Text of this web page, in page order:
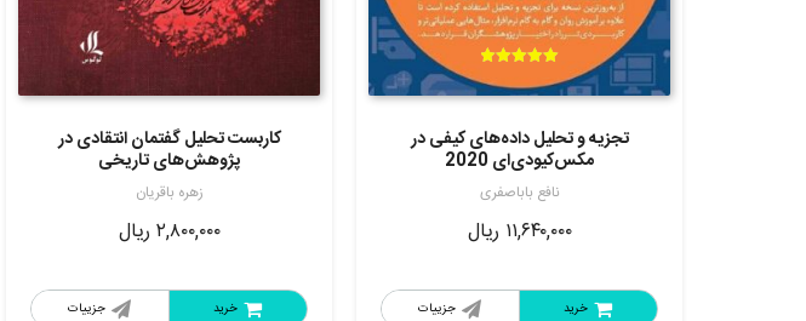
تجزیه و تحلیل داده‌های کیفی در
مکس‌کیودی‌ای 2020
نافع باباصفری
5.00
۱۱,۶۴۰,۰۰۰ ریال
جزییات خرید
کاربست تحلیل گفتمان انتقادی در
پژوهش‌های تاریخی
زهره باقریان
۲,۸۰۰,۰۰۰ ریال
جزییات خرید